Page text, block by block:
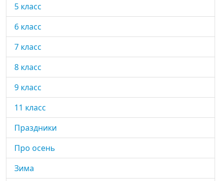
5 класс
6 класс
7 класс
8 класс
9 класс
11 класс
Праздники
Про осень
Зима